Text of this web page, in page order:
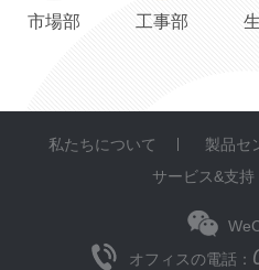
市場部 工事部
私たちについて 製品セ
サービス&支持
オフィスの電話：